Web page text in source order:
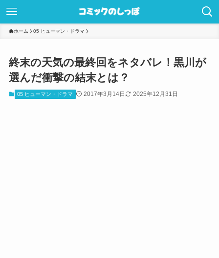
ホーム 05 ヒューマン・ドラマ
終末の天気の最終回をネタバレ！黒川が
選んだ衝撃の結末とは？
05 ヒューマン・ドラマ 2017年3月14日 2025年12月31日